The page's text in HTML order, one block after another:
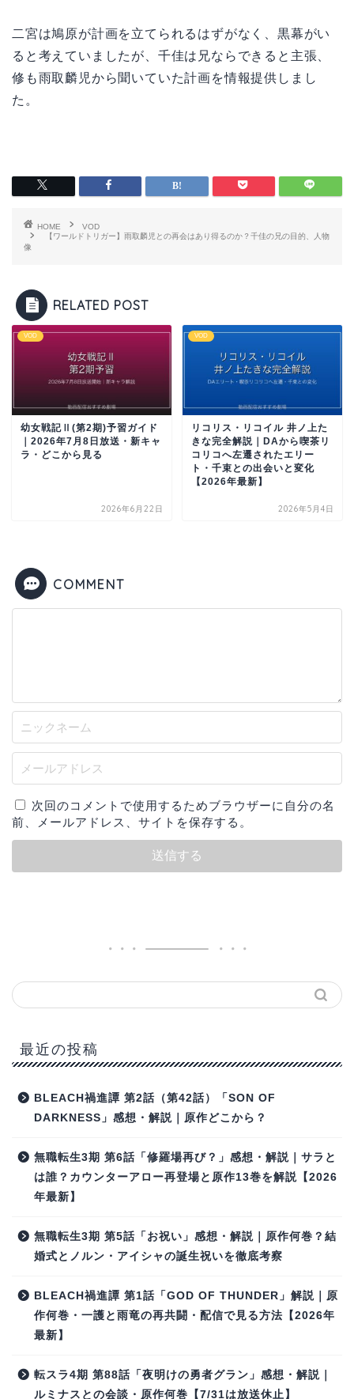
二宮は鳩原が計画を立てられるはずがなく、黒幕がい
ると考えていましたが、千佳は兄ならできると主張、
修も雨取麟児から聞いていた計画を情報提供しまし
た。
HOME
VOD
【ワールドトリガー】雨取麟児との再会はあり得るのか？千佳の兄の目的、人物
像
RELATED POST
VOD
幼女戦記Ⅱ(第2期)予習ガイド
｜2026年7月8日放送・新キャ
ラ・どこから見る
2026年6月22日
VOD
リコリス・リコイル 井ノ上た
きな完全解説｜DAから喫茶リ
コリコへ左遷されたエリー
ト・千束との出会いと変化
【2026年最新】
2026年5月4日
COMMENT
次回のコメントで使用するためブラウザーに自分の名
前、メールアドレス、サイトを保存する。
最近の投稿
BLEACH禍進譚 第2話（第42話）「SON OF
DARKNESS」感想・解説｜原作どこから？
無職転生3期 第6話「修羅場再び？」感想・解説｜サラと
は誰？カウンターアロー再登場と原作13巻を解説【2026
年最新】
無職転生3期 第5話「お祝い」感想・解説｜原作何巻？結
婚式とノルン・アイシャの誕生祝いを徹底考察
BLEACH禍進譚 第1話「GOD OF THUNDER」解説｜原
作何巻・一護と雨竜の再共闘・配信で見る方法【2026年
最新】
転スラ4期 第88話「夜明けの勇者グラン」感想・解説｜
ルミナスとの会談・原作何巻【7/31は放送休止】